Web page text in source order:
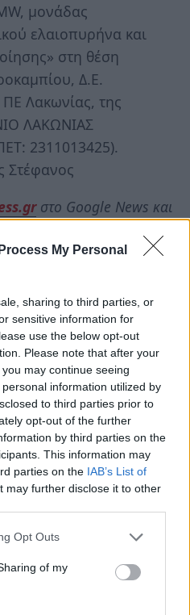
My Personal
sharing to third parties, or
sensitive information for
use the below opt-out
Please note that after your
may continue seeing
information utilized by
to third parties prior to
opt-out of the further
by third parties on the
This information may
parties on the IAB’s List of
may further disclose it to other
Opt Outs
of my
μονάδας
ελαιοπυρήνα και
στη θέση
Δ.Ε.
Λακωνίας, της
ΛΑΚΩΝΙΑΣ
2311013425).
Στέφανος
στο Google News και
ΑΥΤΟΔΙΟΙΚΗΣΗ